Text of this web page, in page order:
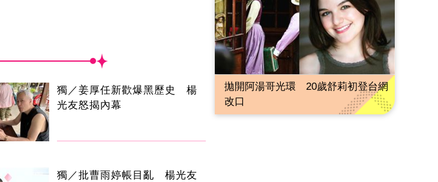
獨／姜厚任新歡爆黑歷史 楊
光友怒揭內幕
獨／批曹雨婷帳目亂 楊光友
拋開阿湯哥光環 20歲舒莉初登台網
改口